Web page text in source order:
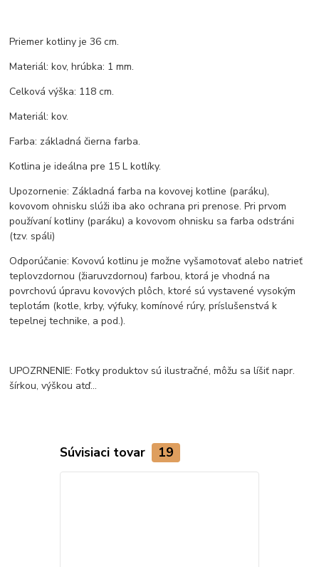
Priemer kotliny je 36 cm.
Materiál: kov, hrúbka: 1 mm.
Celková výška: 118 cm.
Materiál: kov.
Farba: základná čierna farba.
Kotlina je ideálna pre 15 L kotlíky.
Upozornenie: Základná farba na kovovej kotline (paráku),
kovovom ohnisku slúži iba ako ochrana pri prenose. Pri prvom
používaní kotliny (paráku) a kovovom ohnisku sa farba odstráni
(tzv. spáli)
Odporúčanie: Kovovú kotlinu je možne vyšamotovať alebo natrieť
teplovzdornou (žiaruvzdornou) farbou, ktorá je vhodná na
povrchovú úpravu kovových plôch, ktoré sú vystavené vysokým
teplotám (kotle, krby, výfuky, komínové rúry, príslušenstvá k
tepelnej technike, a pod.).
UPOZRNENIE: Fotky produktov sú ilustračné, môžu sa líšiť napr.
šírkou, výškou atď...
Súvisiaci tovar 19